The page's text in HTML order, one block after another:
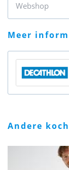
Webshop
meer
andere